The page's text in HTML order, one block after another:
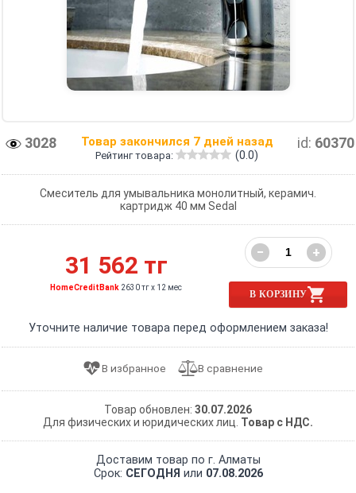
3028 id: 60370
Товар закончился 7 дней назад
Рейтинг товара: (0.0)
Смеситель для умывальника монолитный, керамич.
картридж 40 мм Sedal
31 562 тг
HomeCreditBank 2630 тг x 12 мес
− +
В КОРЗИНУ
Уточните наличие товара перед оформлением заказа!
Товар обновлен: 30.07.2026
Для физических и юридических лиц. Товар с НДС.
Доставим товар по г. Алматы
Срок: СЕГОДНЯ или 07.08.2026